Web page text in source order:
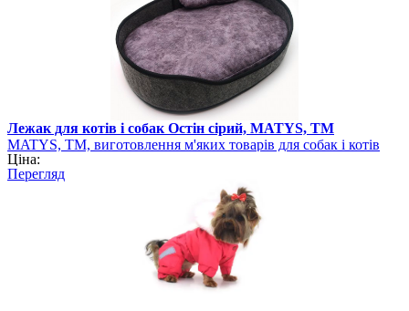
Лежак для котів і собак Остін сірий, MATYS, ТМ
MATYS, ТМ, виготовлення м'яких товарів для собак і котів
Ціна:
Перегляд